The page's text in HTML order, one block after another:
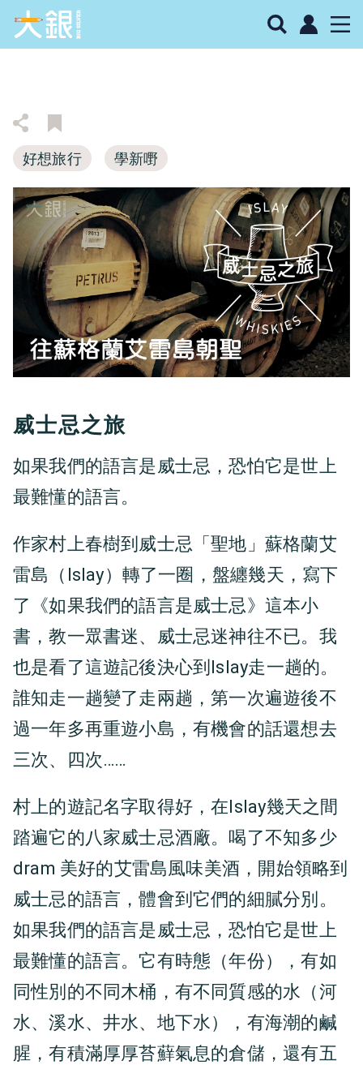
好想旅行 學新嘢
威士忌之旅
如果我們的語言是威士忌，恐怕它是世上
最難懂的語言。
作家村上春樹到威士忌「聖地」蘇格蘭艾
雷島（Islay）轉了一圈，盤纏幾天，寫下
了《如果我們的語言是威士忌》這本小
書，教一眾書迷、威士忌迷神往不已。我
也是看了這遊記後決心到Islay走一趟的。
誰知走一趟變了走兩趟，第一次遍遊後不
過一年多再重遊小島，有機會的話還想去
三次、四次……
村上的遊記名字取得好，在Islay幾天之間
踏遍它的八家威士忌酒廠。喝了不知多少
dram 美好的艾雷島風味美酒，開始領略到
威士忌的語言，體會到它們的細膩分別。
如果我們的語言是威士忌，恐怕它是世上
最難懂的語言。它有時態（年份），有如
同性別的不同木桶，有不同質感的水（河
水、溪水、井水、地下水），有海潮的鹹
腥，有積滿厚厚苔蘚氣息的倉儲，還有五